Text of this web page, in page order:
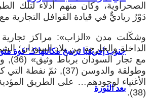
جنوب إفريقيا ترسخ مكانتها كـ”قوة
بعد الثورة
دَوْرٌ رياديٌّ في قيادة القوافل التجارية
وشكّلت مدن «الزاب»: مراكز
الداخلة والخارجة من بلاد السودان؛
مع تجار
وطولقة والدوسن (37), ثمّ
الأغنياء لوجودهم… على الطريق
(38).